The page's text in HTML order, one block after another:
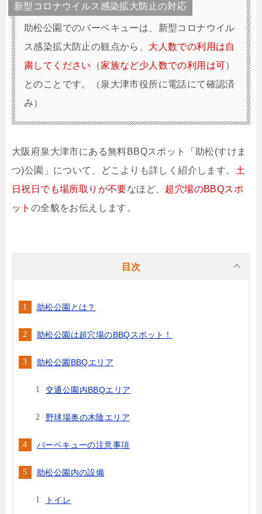
新型コロナウイルス感染拡大防止の対応
助松公園でのバーベキューは、新型コロナウイル
ス感染拡大防止の観点から
大人数での利用は自
粛してください
（家族など少人数での利用は可）
とのことです。（泉大津市役所に電話にて確認済
み）
大阪府泉大津市にある無料BBQスポット「助松(すけま
つ)公園」について、どこよりも詳しく紹介します。 土
日祝日でも場所取りが不要なほど、 超穴場のBBQスポ
ット の全貌をお伝えします。
目次
助松公園とは？
助松公園は超穴場のBBQスポット！
助松公園BBQエリア
交通公園内BBQエリア
野球場奥の木陰エリア
バーベキューの注意事項
助松公園内の設備
トイレ